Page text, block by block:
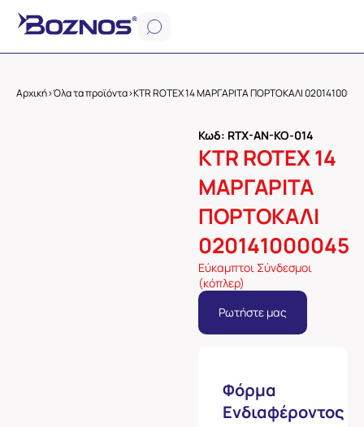
Αρχική>Όλα τα προϊόντα>KTR ROTEX 14 ΜΑΡΓΑΡΙΤΑ ΠΟΡΤΟΚΑΛΙ
Κωδ: RTX-AN-KO-014
KTR ROTEX 14
ΜΑΡΓΑΡΙΤΑ
ΠΟΡΤΟΚΑΛΙ
020141000045
Εύκαμπτοι Σύνδεσμοι
(κόπλερ)
Ρωτήστε μας
Φόρμα
Ενδιαφέροντος